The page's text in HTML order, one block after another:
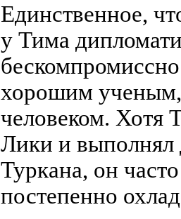
Единственное,
у Тима
хорошим ученым,
человеком. Хотя
Лики и выполнял
Туркана, он
постепенно